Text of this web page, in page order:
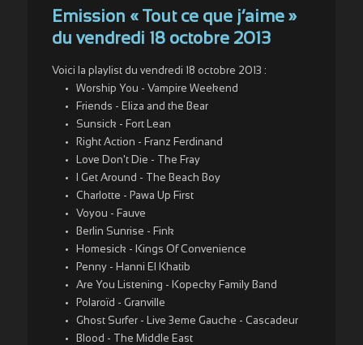
Emission « Tout ce que j’aime »
du vendredi 18 octobre 2013
Voici la playlist du vendredi 18 octobre 2013 :
Worship You - Vampire Weekend
Friends - Eliza and the Bear
Sunsick - Fort Lean
Right Action - Franz Ferdinand
Love Don't Die - The Fray
I Get Around - The Beach Boy
Charlotte - Pawa Up First
Voyou - Fauve
Berlin Sunrise - Fink
Homesick - Kings Of Convenience
Penny - Hanni El Khatib
Are You Listening - Kopecky Family Band
Polaroïd - Granville
Ghost Surfer - Live 3eme Gauche - Cascadeur
Blood - The Middle East